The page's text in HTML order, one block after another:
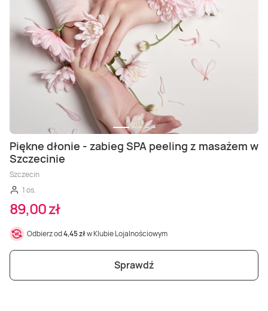
Piękne dłonie - zabieg SPA peeling z masażem w
Szczecinie
Szczecin
1 os.
89,00 zł
Odbierz od4,45 złw Klubie Lojalnościowym
Sprawdź